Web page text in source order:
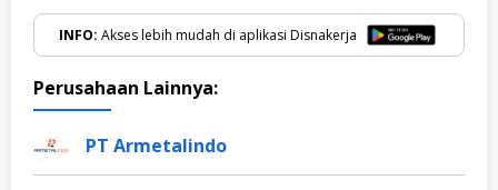
INFO: Akses lebih mudah di aplikasi Disnakerja
Perusahaan Lainnya:
PT Armetalindo